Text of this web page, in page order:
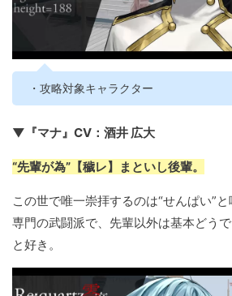
・攻略対象キャラクター
▼『マナ』CV：酒井 広大
“先輩が為”【穢レ】まといし後輩。
この世で唯一崇拝するのは“せんぱい”
専門の武闘派で、先輩以外は基本どう
と好き。